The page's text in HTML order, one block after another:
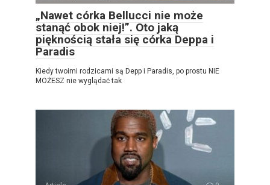
„Nawet córka Bellucci nie może
stanąć obok niej!”. Oto jaką
pięknością stała się córka Deppa i
Paradis
Kiedy twoimi rodzicami są Depp i Paradis, po prostu NIE
MOŻESZ nie wyglądać tak